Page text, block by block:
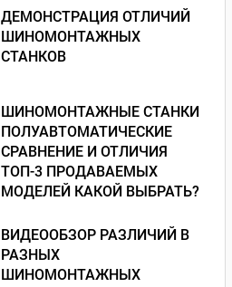
ДЕМОНСТРАЦИЯ ОТЛИЧИЙ
ШИНОМОНТАЖНЫХ
СТАНКОВ
ШИНОМОНТАЖНЫЕ СТАНКИ
ПОЛУАВТОМАТИЧЕСКИЕ
СРАВНЕНИЕ И ОТЛИЧИЯ
ТОП-3 ПРОДАВАЕМЫХ
МОДЕЛЕЙ КАКОЙ ВЫБРАТЬ?
ВИДЕООБЗОР РАЗЛИЧИЙ В
РАЗНЫХ
ШИНОМОНТАЖНЫХ